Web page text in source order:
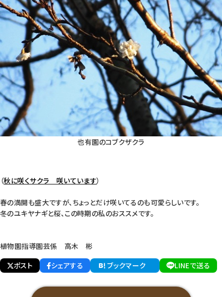
也有園のコブクザクラ
（秋に咲くサクラ 咲いています）
春の満開も盛大ですが、ちょっとだけ咲いてるのも可愛らしいです。
冬のユキヤナギと桜、この時期の私のおススメです。
植物園指導園芸係 高木 彬
ポスト
シェアする ブックマーク LINEで送る